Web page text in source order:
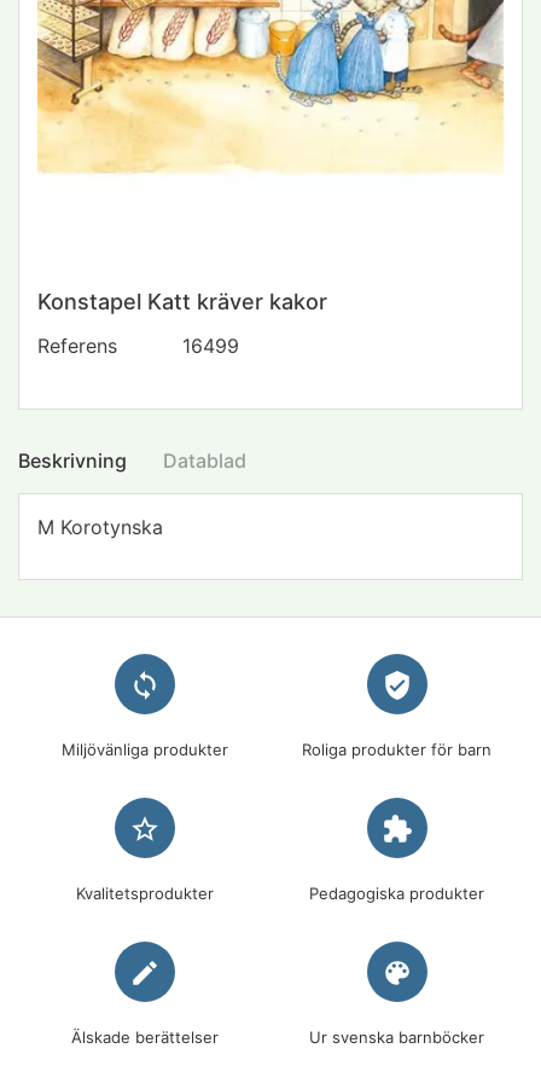
Konstapel Katt kräver kakor
Referens 16499
Beskrivning Datablad
M Korotynska
loop
Miljövänliga produkter
verified_user
Roliga produkter för barn
star_border
Kvalitetsprodukter
extension
Pedagogiska produkter
edit
Älskade berättelser
palette
Ur svenska barnböcker